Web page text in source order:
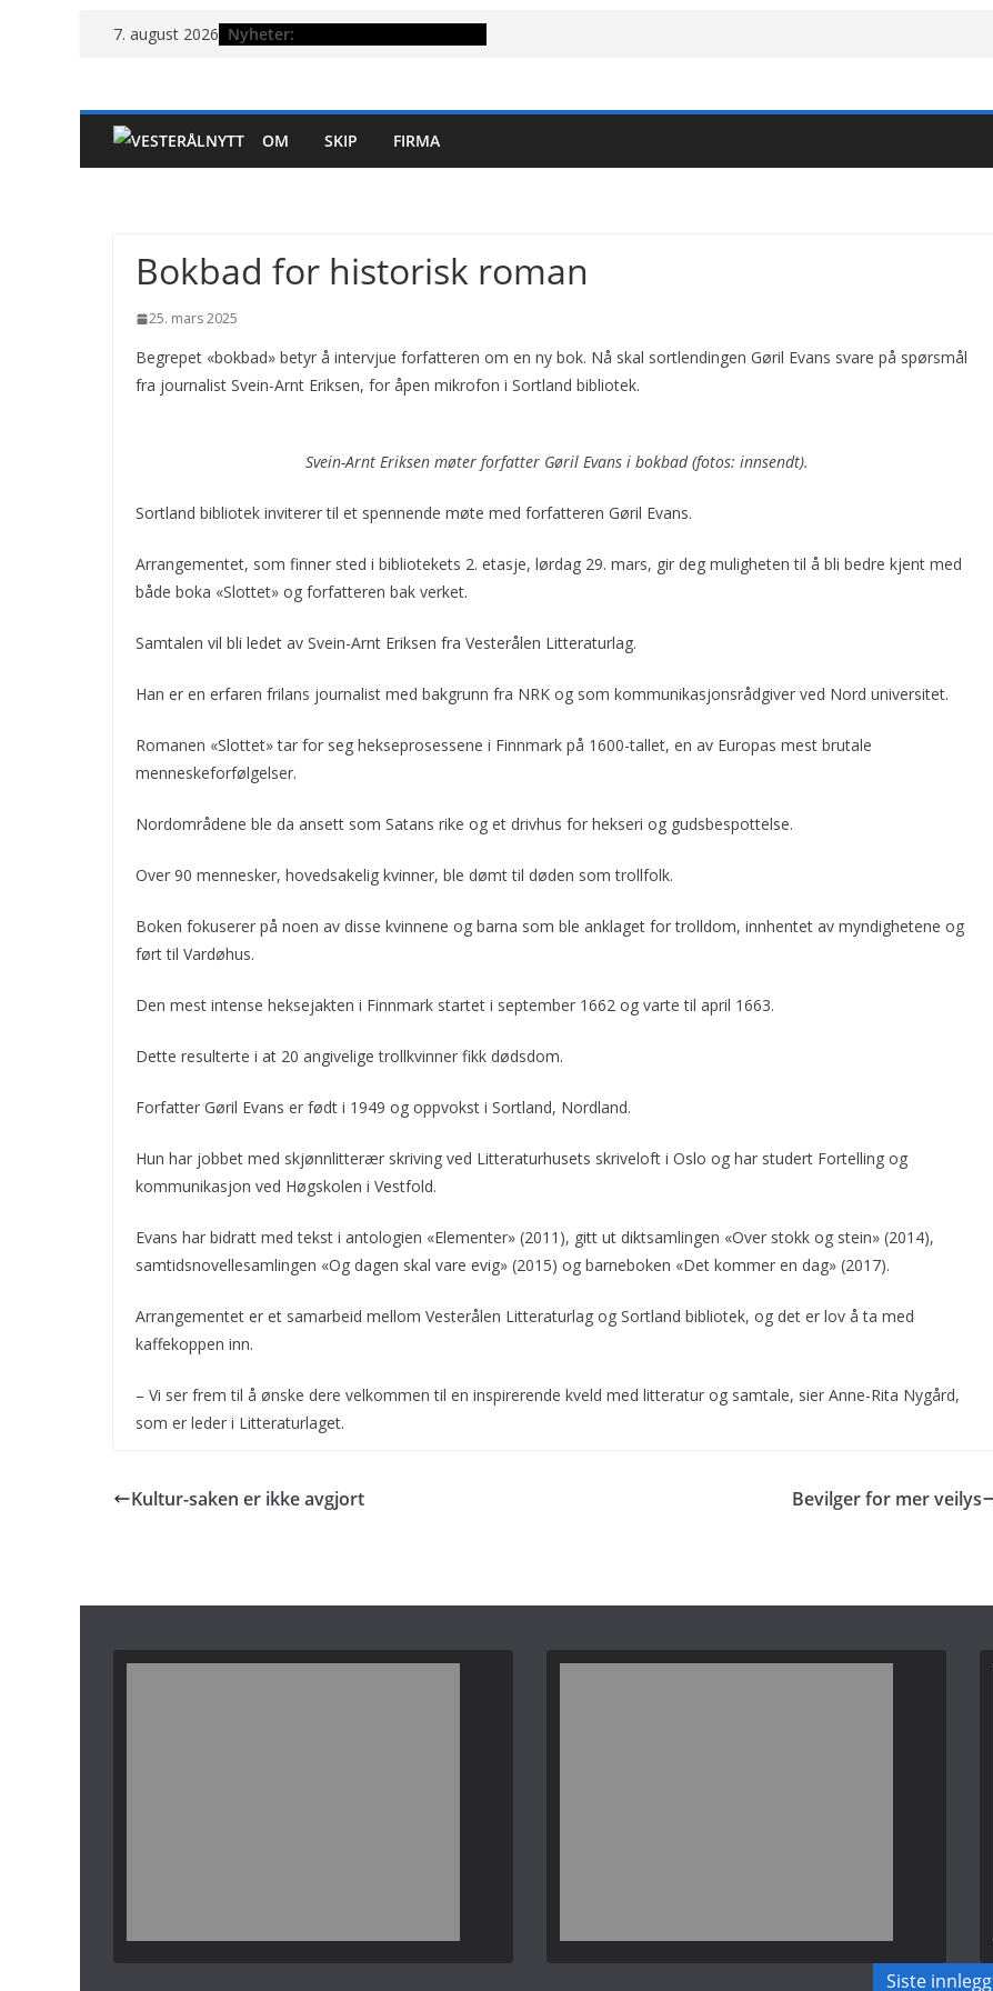
Hopp7. august 2026 Nyheter:
OM SKIP FIRMA
Bokbad for historisk roman
25. mars 2025
Begrepet «bokbad» betyr å intervjue forfatteren om en ny bok. Nå skal sortlendingen Gøril Evans svare på spørsmål
fra journalist Svein-Arnt Eriksen, for åpen mikrofon i Sortland bibliotek.
Svein-Arnt Eriksen møter forfatter Gøril Evans i bokbad (fotos: innsendt).
Sortland bibliotek inviterer til et spennende møte med forfatteren Gøril Evans.
Arrangementet, som finner sted i bibliotekets 2. etasje, lørdag 29. mars, gir deg muligheten til å bli bedre kjent med
både boka «Slottet» og forfatteren bak verket.
Samtalen vil bli ledet av Svein-Arnt Eriksen fra Vesterålen Litteraturlag.
Han er en erfaren frilans journalist med bakgrunn fra NRK og som kommunikasjonsrådgiver ved Nord universitet.
Romanen «Slottet» tar for seg hekseprosessene i Finnmark på 1600-tallet, en av Europas mest brutale
menneskeforfølgelser.
Nordområdene ble da ansett som Satans rike og et drivhus for hekseri og gudsbespottelse.
Over 90 mennesker, hovedsakelig kvinner, ble dømt til døden som trollfolk.
Boken fokuserer på noen av disse kvinnene og barna som ble anklaget for trolldom, innhentet av myndighetene og
ført til Vardøhus.
Den mest intense heksejakten i Finnmark startet i september 1662 og varte til april 1663.
Dette resulterte i at 20 angivelige trollkvinner fikk dødsdom.
Forfatter Gøril Evans er født i 1949 og oppvokst i Sortland, Nordland.
Hun har jobbet med skjønnlitterær skriving ved Litteraturhusets skriveloft i Oslo og har studert Fortelling og
kommunikasjon ved Høgskolen i Vestfold.
Evans har bidratt med tekst i antologien «Elementer» (2011), gitt ut diktsamlingen «Over stokk og stein» (2014),
samtidsnovellesamlingen «Og dagen skal vare evig» (2015) og barneboken «Det kommer en dag» (2017).
Arrangementet er et samarbeid mellom Vesterålen Litteraturlag og Sortland bibliotek, og det er lov å ta med
kaffekoppen inn.
– Vi ser frem til å ønske dere velkommen til en inspirerende kveld med litteratur og samtale, sier Anne-Rita Nygård,
som er leder i Litteraturlaget.
Kultur-saken er ikke avgjort Bevilger for mer veilys
Siste innlegg